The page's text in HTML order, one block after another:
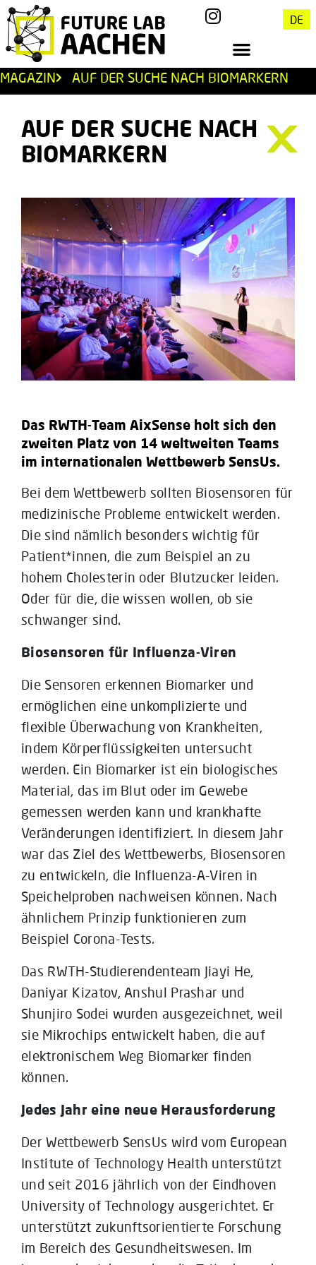
DE
MAGAZIN AUF DER SUCHE NACH BIOMARKERN
AUF DER SUCHE NACH
BIOMARKERN
Das RWTH-Team AixSense holt sich den
zweiten Platz von 14 weltweiten Teams
im internationalen Wettbewerb SensUs.
Bei dem Wettbewerb sollten Biosensoren für
medizinische Probleme entwickelt werden.
Die sind nämlich besonders wichtig für
Patient*innen, die zum Beispiel an zu
hohem Cholesterin oder Blutzucker leiden.
Oder für die, die wissen wollen, ob sie
schwanger sind.
Biosensoren für Influenza-Viren
Die Sensoren erkennen Biomarker und
ermöglichen eine unkomplizierte und
flexible Überwachung von Krankheiten,
indem Körperflüssigkeiten untersucht
werden. Ein Biomarker ist ein biologisches
Material, das im Blut oder im Gewebe
gemessen werden kann und krankhafte
Veränderungen identifiziert. In diesem Jahr
war das Ziel des Wettbewerbs, Biosensoren
zu entwickeln, die Influenza-A-Viren in
Speichelproben nachweisen können. Nach
ähnlichem Prinzip funktionieren zum
Beispiel Corona-Tests.
Das RWTH-Studierendenteam Jiayi He,
Daniyar Kizatov, Anshul Prashar und
Shunjiro Sodei wurden ausgezeichnet, weil
sie Mikrochips entwickelt haben, die auf
elektronischem Weg Biomarker finden
können.
Jedes Jahr eine neue Herausforderung
Der Wettbewerb SensUs wird vom European
Institute of Technology Health unterstützt
und seit 2016 jährlich von der Eindhoven
University of Technology ausgerichtet. Er
unterstützt zukunftsorientierte Forschung
im Bereich des Gesundheitswesen. Im